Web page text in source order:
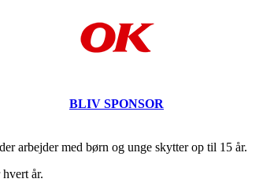
BLIV SPONSOR
arbejder med børn og unge skytter op til 15 år.
år.